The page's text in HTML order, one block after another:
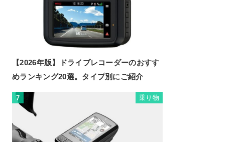
【2026年版】ドライブレコーダーのおすす
めランキング20選。タイプ別にご紹介
7 乗り物